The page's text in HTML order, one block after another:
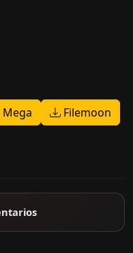
Mega Filemoon